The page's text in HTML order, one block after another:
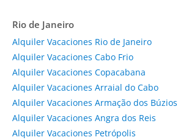
Rio de Janeiro
Alquiler Vacaciones Rio de Janeiro
Alquiler Vacaciones Cabo Frio
Alquiler Vacaciones Copacabana
Alquiler Vacaciones Arraial do Cabo
Alquiler Vacaciones Armação dos Búzios
Alquiler Vacaciones Angra dos Reis
Alquiler Vacaciones Petrópolis